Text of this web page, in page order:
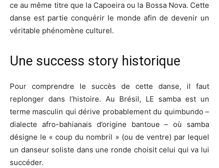
ce au même titre que la Capoeira ou la Bossa Nova. Cette
danse est partie conquérir le monde afin de devenir un
véritable phénomène culturel.
Une success story historique
Pour comprendre le succès de cette danse, il faut
replonger dans l’histoire. Au Brésil, LE samba est un
terme masculin qui dérive probablement du quimbundo –
dialecte afro-bahianais d’origine bantoue – où samba
désigne le « coup du nombril » (ou de ventre) par lequel
un danseur soliste dans une ronde choisit celui qui va lui
succéder.